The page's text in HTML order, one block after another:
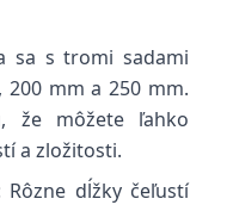
sa s tromi sadami
mm a 250 mm.
že môžete ľahko
a zložitosti.
dĺžky čeľustí